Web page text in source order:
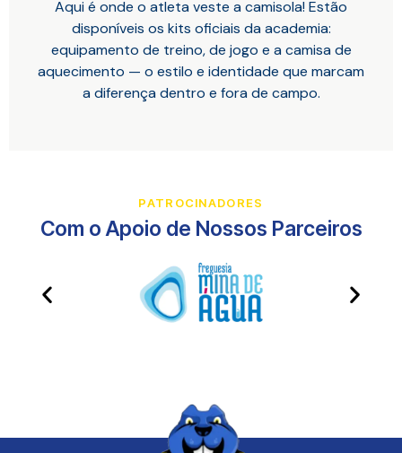
Aqui é onde o atleta veste a camisola! Estão
disponíveis os kits oficiais da academia:
equipamento de treino, de jogo e a camisa de
aquecimento — o estilo e identidade que marcam
a diferença dentro e fora de campo.
PATROCINADORES
Com o Apoio de Nossos Parceiros​